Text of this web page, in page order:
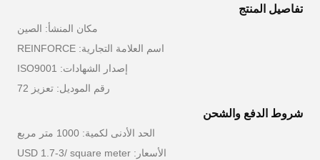
تفاصيل المنتج
مكان المنشأ: الصين
اسم العلامة التجارية: REINFORCE
إصدار الشهادات: ISO9001
رقم الموديل: تعزيز 72
شروط الدفع والشحن
الحد الأدنى لكمية: 1000 متر مربع
الأسعار: USD 1.7-3/ square meter